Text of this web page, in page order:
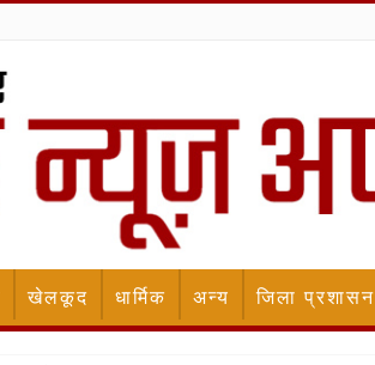
खेलकूद धार्मिक अन्य जिला प्रशासन